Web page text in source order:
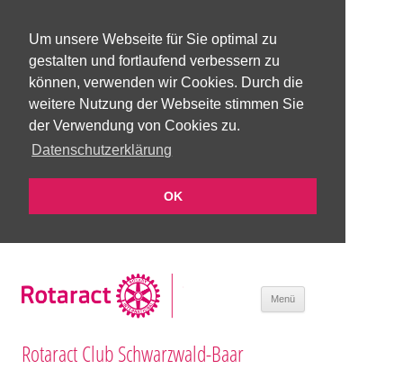
Um unsere Webseite für Sie optimal zu
gestalten und fortlaufend verbessern zu
können, verwenden wir Cookies. Durch die
weitere Nutzung der Webseite stimmen Sie
der Verwendung von Cookies zu.
Datenschutzerklärung
OK
Rotaract Club Schwarzwald-Baar
Menü